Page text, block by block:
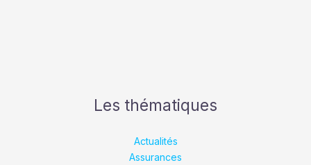
Les thématiques
Actualités
Assurances